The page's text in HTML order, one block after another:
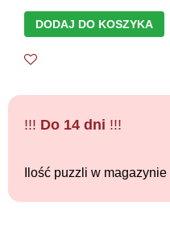
DODAJ DO KOSZYKA
!!! Do 14 dni !!!
Ilość puzzli w